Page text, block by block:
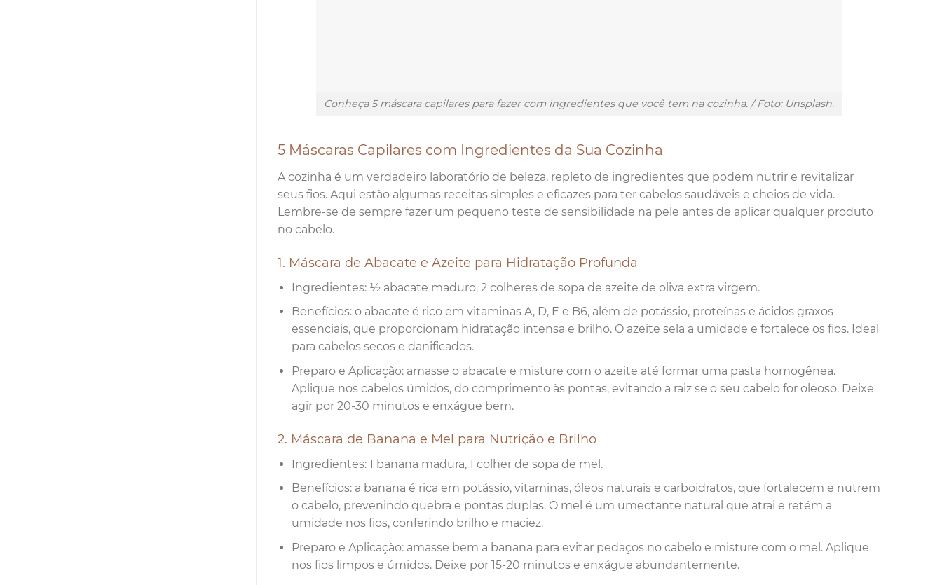
Conheça 5 máscara capilares para fazer com ingredientes que você tem na cozinha. / Foto: Unsplash.
5 Máscaras Capilares com Ingredientes da Sua Cozinha
A cozinha é um verdadeiro laboratório de beleza, repleto de ingredientes que podem nutrir e revitalizar
seus fios. Aqui estão algumas receitas simples e eficazes para ter cabelos saudáveis e cheios de vida.
Lembre-se de sempre fazer um pequeno teste de sensibilidade na pele antes de aplicar qualquer produto
no cabelo.
1. Máscara de Abacate e Azeite para Hidratação Profunda
Ingredientes: ½ abacate maduro, 2 colheres de sopa de azeite de oliva extra virgem.
Benefícios: o abacate é rico em vitaminas A, D, E e B6, além de potássio, proteínas e ácidos graxos
essenciais, que proporcionam hidratação intensa e brilho. O azeite sela a umidade e fortalece os fios. Ideal
para cabelos secos e danificados.
Preparo e Aplicação: amasse o abacate e misture com o azeite até formar uma pasta homogênea.
Aplique nos cabelos úmidos, do comprimento às pontas, evitando a raiz se o seu cabelo for oleoso. Deixe
agir por 20-30 minutos e enxágue bem.
2. Máscara de Banana e Mel para Nutrição e Brilho
Ingredientes: 1 banana madura, 1 colher de sopa de mel.
Benefícios: a banana é rica em potássio, vitaminas, óleos naturais e carboidratos, que fortalecem e nutrem
o cabelo, prevenindo quebra e pontas duplas. O mel é um umectante natural que atrai e retém a
umidade nos fios, conferindo brilho e maciez.
Preparo e Aplicação: amasse bem a banana para evitar pedaços no cabelo e misture com o mel. Aplique
nos fios limpos e úmidos. Deixe por 15-20 minutos e enxágue abundantemente.